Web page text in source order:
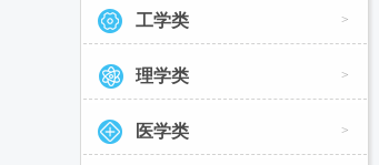
工学类 >
理学类 >
医学类 >